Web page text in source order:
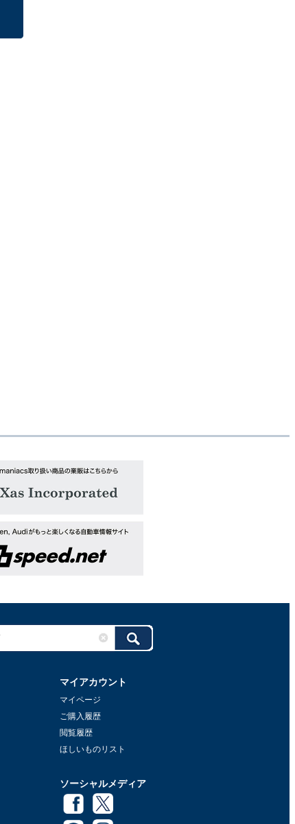
マイアカウント
マイページ
ご購入履歴
閲覧履歴
ほしいものリスト
ソーシャルメディア